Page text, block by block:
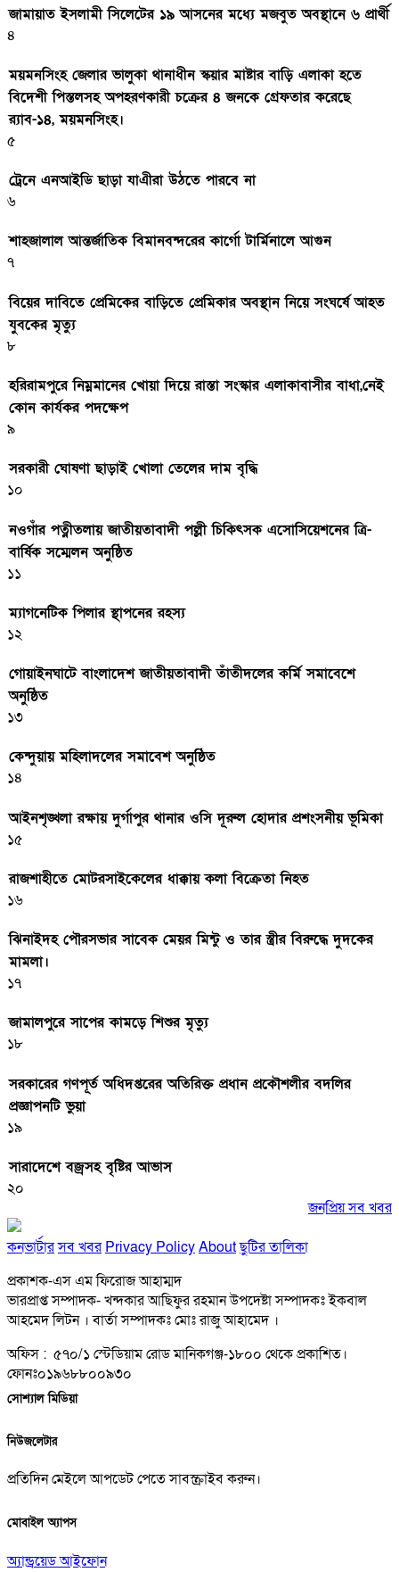
জামায়াত ইসলামী সিলেটের ১৯ আসনের মধ্যে মজবুত অবস্থানে ৬ প্রার্থী
৪
ময়মনসিংহ জেলার ভালুকা থানাধীন স্কয়ার মাষ্টার বাড়ি এলাকা হতে
বিদেশী পিস্তলসহ অপহরণকারী চক্রের ৪ জনকে গ্রেফতার করেছে
র‌্যাব-১৪, ময়মনসিংহ।
৫
ট্রেনে এনআইডি ছাড়া যাএীরা উঠতে পারবে না
৬
শাহজালাল আন্তর্জাতিক বিমানবন্দরের কার্গো টার্মিনালে আগুন
৭
বিয়ের দাবিতে প্রেমিকের বাড়িতে প্রেমিকার অবস্থান নিয়ে সংঘর্ষে আহত
যুবকের মৃত্যু
৮
হরিরামপুরে নিম্নমানের খোয়া দিয়ে রাস্তা সংস্কার এলাকাবাসীর বাধা,নেই
কোন কার্যকর পদক্ষেপ
৯
সরকারী ঘােষণা ছাড়াই খােলা তেলের দাম বৃদ্ধি
১০
নওগাঁর পত্নীতলায় জাতীয়তাবাদী পল্লী চিকিৎসক এসোসিয়েশনের ত্রি-
বার্ষিক সম্মেলন অনুষ্ঠিত
১১
ম্যাগনেটিক পিলার স্থাপনের রহস্য
১২
গোয়াইনঘাটে বাংলাদেশ জাতীয়তাবাদী তাঁতীদলের কর্মি সমাবেশে
অনুষ্ঠিত
১৩
কেন্দুয়ায় মহিলাদলের সমাবেশ অনুষ্ঠিত
১৪
আইনশৃঙ্খলা রক্ষায় দুর্গাপুর থানার ওসি দূরুল হোদার প্রশংসনীয় ভূমিকা
১৫
রাজশাহীতে মোটরসাইকেলের ধাক্কায় কলা বিক্রেতা নিহত
১৬
ঝিনাইদহ পৌরসভার সাবেক মেয়র মিন্টু ও তার স্ত্রীর বিরুদ্ধে দুদকের
মামলা।
১৭
জামালপুরে সাপের কামড়ে শিশুর মৃত্যু
১৮
সরকারের গণপূর্ত অধিদপ্তরের অতিরিক্ত প্রধান প্রকৌশলীর বদলির
প্রজ্ঞাপনটি ভুয়া
১৯
সারাদেশে বজ্রসহ বৃষ্টির আভাস
২০
জনপ্রিয় সব খবর
কনভার্টারসব খবর Privacy PolicyAboutছুটির তালিকা
প্রকাশক-এস এম ফিরোজ আহাম্মদ
ভারপ্রাপ্ত সম্পাদক- খন্দকার আছিফুর রহমান উপদেষ্টা সম্পাদকঃ ইকবাল
আহমেদ লিটন । বার্তা সম্পাদকঃ মোঃ রাজু আহামেদ ।
অফিস : ৫৭০/১ স্টেডিয়াম রোড মানিকগঞ্জ-১৮০০ থেকে প্রকাশিত।
ফোনঃ০১৯৬৮৮০০৯৩০
সোশ্যাল মিডিয়া
নিউজলেটার
প্রতিদিন মেইলে আপডেট পেতে সাবস্ক্রাইব করুন।
মোবাইল অ্যাপস
অ্যান্ড্রয়েডআইফোন